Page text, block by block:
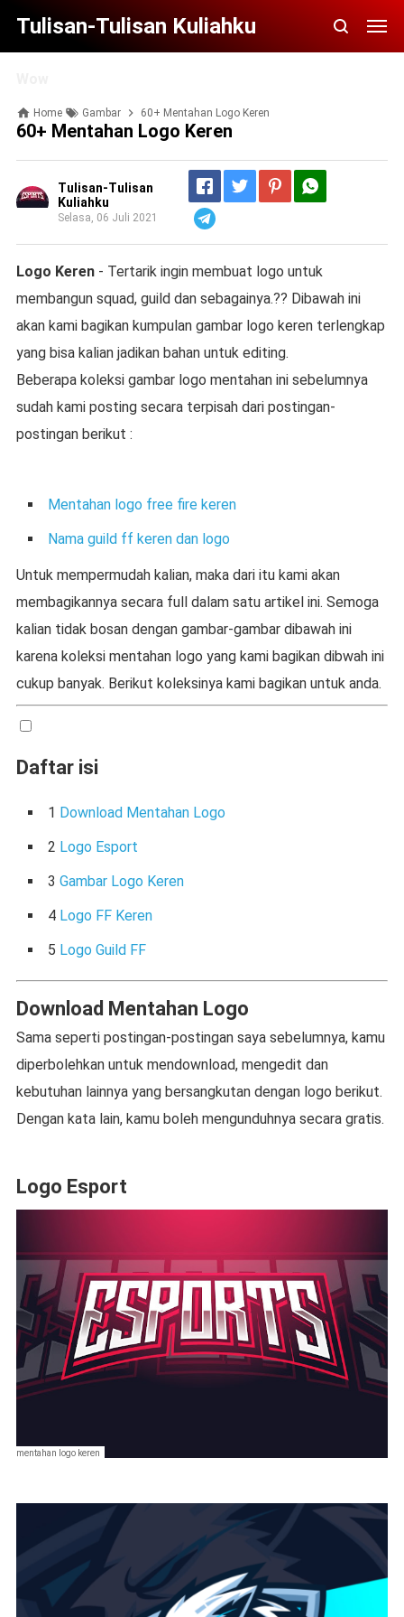
Tulisan-Tulisan Kuliahku
Home Gambar 60+ Mentahan Logo Keren
60+ Mentahan Logo Keren
Tulisan-Tulisan
Kuliahku
Selasa, 06 Juli 2021
Logo Keren- Tertarik ingin membuat logo untuk
membangun squad, guild dan sebagainya.?? Dibawah ini
akan kami bagikan kumpulan gambar logo keren terlengkap
yang bisa kalian jadikan bahan untuk editing.
Beberapa koleksi gambar logo mentahan ini sebelumnya
sudah kami posting secara terpisah dari postingan-
postingan berikut :
Mentahan logo free fire keren
Nama guild ff keren dan logo
Untuk mempermudah kalian, maka dari itu kami akan
membagikannya secara full dalam satu artikel ini. Semoga
kalian tidak bosan dengan gambar-gambar dibawah ini
karena koleksi mentahan logo yang kami bagikan dibwah ini
cukup banyak. Berikut koleksinya kami bagikan untuk anda.
Daftar isi
1 Download Mentahan Logo
2 Logo Esport
3 Gambar Logo Keren
4 Logo FF Keren
5 Logo Guild FF
Download Mentahan Logo
Sama seperti postingan-postingan saya sebelumnya, kamu
diperbolehkan untuk mendownload, mengedit dan
kebutuhan lainnya yang bersangkutan dengan logo berikut.
Dengan kata lain, kamu boleh mengunduhnya secara gratis.
Logo Esport
mentahan logo keren